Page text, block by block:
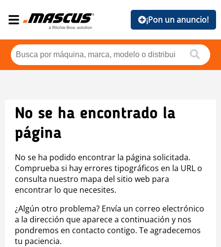
¡Pon un anuncio!
No se ha encontrado la
página
No se ha podido encontrar la página solicitada.
Comprueba si hay errores tipográficos en la URL o
consulta nuestro mapa del sitio web para
encontrar lo que necesites.
¿Algún otro problema? Envía un correo electrónico
a la dirección que aparece a continuación y nos
pondremos en contacto contigo. Te agradecemos
tu paciencia.